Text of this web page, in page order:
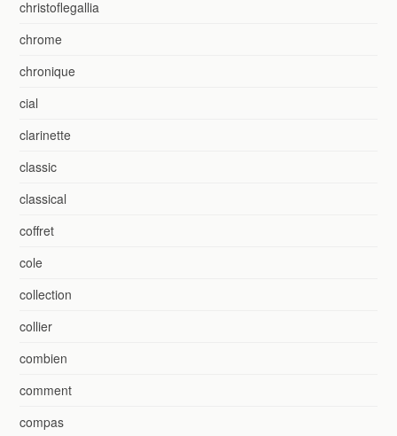
christoflegallia
chrome
chronique
cial
clarinette
classic
classical
coffret
cole
collection
collier
combien
comment
compas